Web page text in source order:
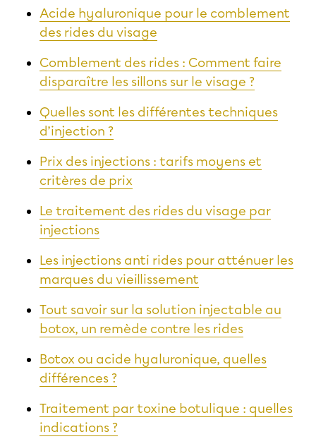
Acide hyaluronique pour le comblement
des rides du visage
Comblement des rides : Comment faire
disparaître les sillons sur le visage ?
Quelles sont les différentes techniques
d’injection ?
Prix des injections : tarifs moyens et
critères de prix
Le traitement des rides du visage par
injections
Les injections anti rides pour atténuer les
marques du vieillissement
Tout savoir sur la solution injectable au
botox, un remède contre les rides
Botox ou acide hyaluronique, quelles
différences ?
Traitement par toxine botulique : quelles
indications ?